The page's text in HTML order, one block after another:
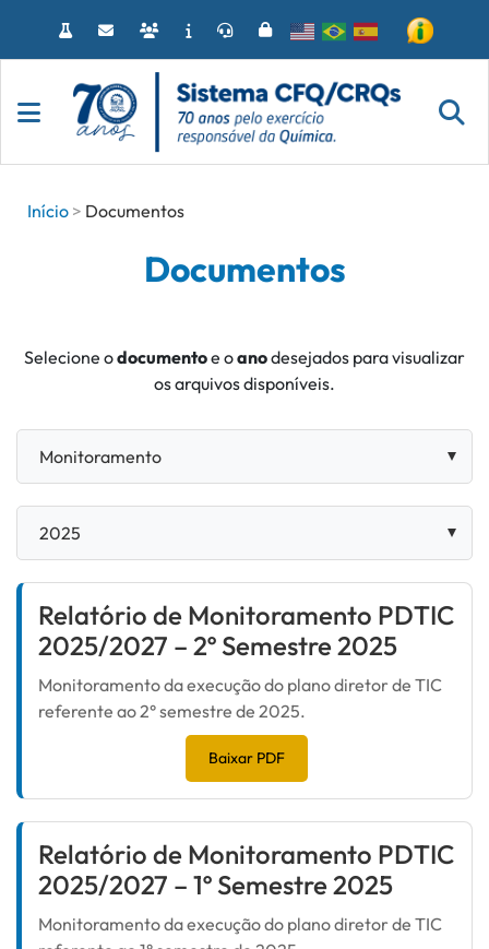
o
Início
Documentos
Documentos
Selecione odocumentoe oanodesejados para visualizar
os arquivos disponíveis.
Relatório de Monitoramento PDTIC
2025/2027 – 2º Semestre 2025
Monitoramento da execução do plano diretor de TIC
referente ao 2° semestre de 2025.
Baixar PDF
Relatório de Monitoramento PDTIC
2025/2027 – 1º Semestre 2025
Monitoramento da execução do plano diretor de TIC